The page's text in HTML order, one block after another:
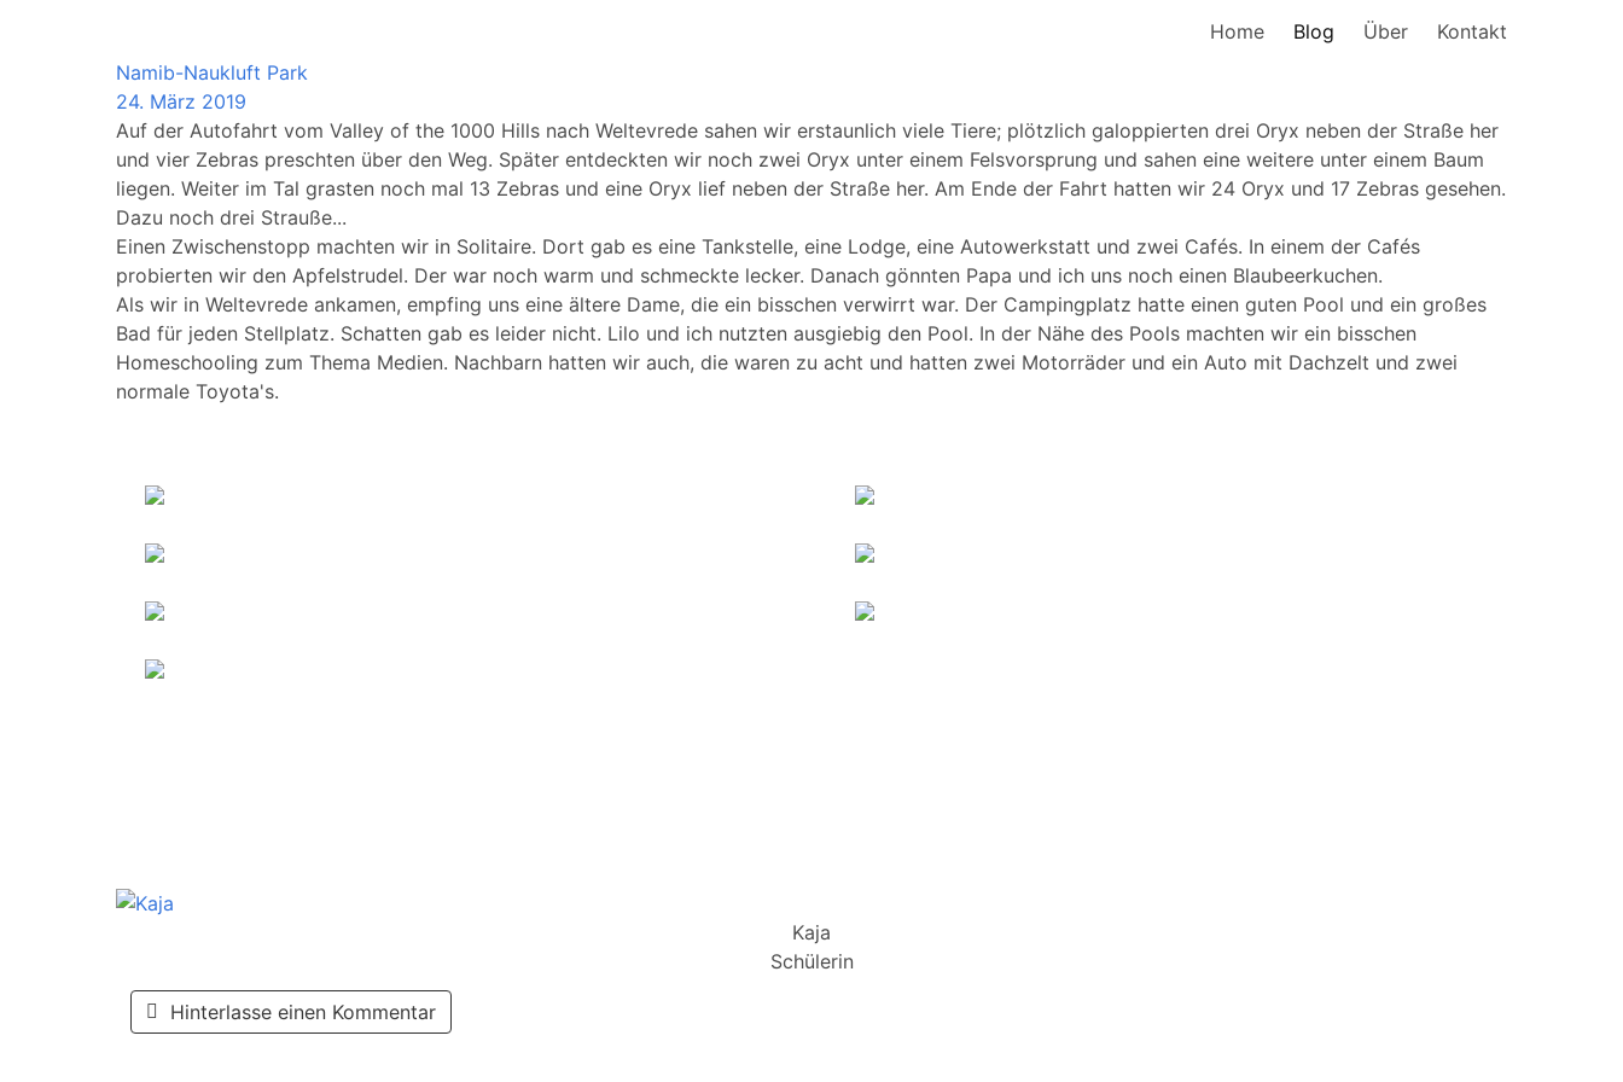
Home Blog Über Kontakt
Namib-Naukluft Park
24. März 2019
Auf der Autofahrt vom Valley of the 1000 Hills nach Weltevrede sahen wir erstaunlich viele Tiere; plötzlich galoppierten drei Oryx neben der Straße her
und vier Zebras preschten über den Weg. Später entdeckten wir noch zwei Oryx unter einem Felsvorsprung und sahen eine weitere unter einem Baum
liegen. Weiter im Tal grasten noch mal 13 Zebras und eine Oryx lief neben der Straße her. Am Ende der Fahrt hatten wir 24 Oryx und 17 Zebras gesehen.
Dazu noch drei Strauße...
Einen Zwischenstopp machten wir in Solitaire. Dort gab es eine Tankstelle, eine Lodge, eine Autowerkstatt und zwei Cafés. In einem der Cafés
probierten wir den Apfelstrudel. Der war noch warm und schmeckte lecker. Danach gönnten Papa und ich uns noch einen Blaubeerkuchen.
Als wir in Weltevrede ankamen, empfing uns eine ältere Dame, die ein bisschen verwirrt war. Der Campingplatz hatte einen guten Pool und ein großes
Bad für jeden Stellplatz. Schatten gab es leider nicht. Lilo und ich nutzten ausgiebig den Pool. In der Nähe des Pools machten wir ein bisschen
Homeschooling zum Thema Medien. Nachbarn hatten wir auch, die waren zu acht und hatten zwei Motorräder und ein Auto mit Dachzelt und zwei
normale Toyota's.
Kaja
Schülerin
Hinterlasse einen Kommentar